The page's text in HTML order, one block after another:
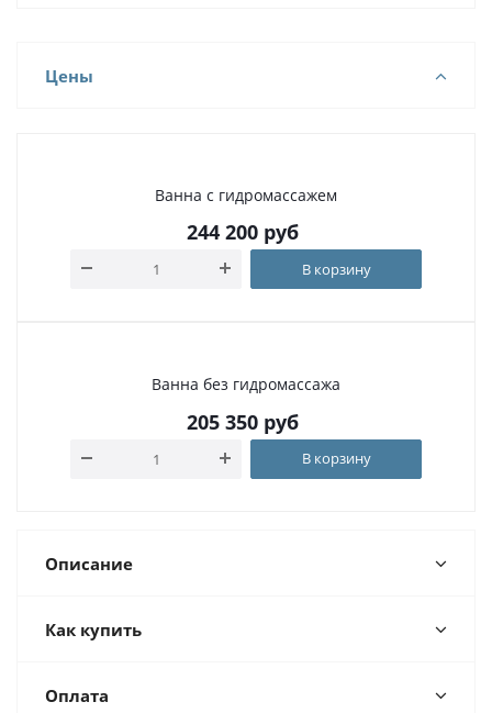
Цены
Ванна с гидромассажем
244 200руб
В корзину
Ванна без гидромассажа
205 350руб
В корзину
Описание
Как купить
Оплата